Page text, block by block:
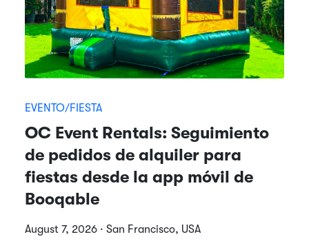
EVENTO/FIESTA
OC Event Rentals: Seguimiento
de pedidos de alquiler para
fiestas desde la app móvil de
Booqable
August 7, 2026 · San Francisco, USA